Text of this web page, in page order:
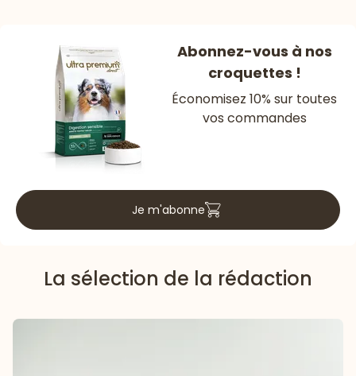
Abonnez-vous à nos
croquettes !
Économisez 10% sur toutes
vos commandes
Je m'abonne
La sélection de la rédaction